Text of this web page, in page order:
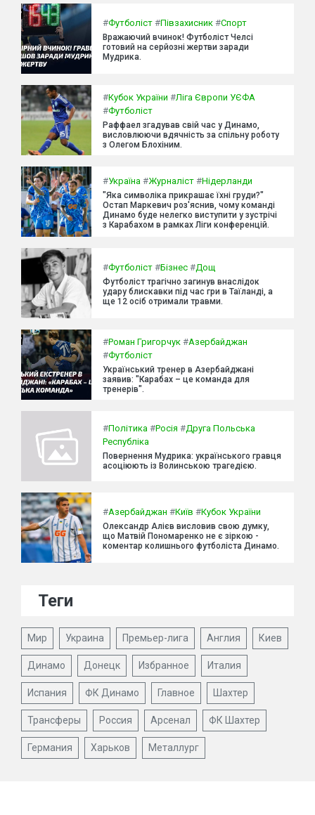
#Футболіст #Півзахисник #Спорт
Вражаючий вчинок! Футболіст Челсі
готовий на серйозні жертви заради
Мудрика.
#Кубок України #Ліга Європи УЄФА
#Футболіст
Раффаел згадував свій час у Динамо,
висловлюючи вдячність за спільну роботу
з Олегом Блохіним.
#Україна #Журналіст #Нідерланди
"Яка символіка прикрашає їхні груди?"
Остап Маркевич роз'яснив, чому команді
Динамо буде нелегко виступити у зустрічі
з Карабахом в рамках Ліги конференцій.
#Футболіст #Бізнес #Дощ
Футболіст трагічно загинув внаслідок
удару блискавки під час гри в Таїланді, а
ще 12 осіб отримали травми.
#Роман Григорчук #Азербайджан
#Футболіст
Український тренер в Азербайджані
заявив: "Карабах – це команда для
тренерів".
#Політика #Росія #Друга Польська
Республіка
Повернення Мудрика: українського гравця
асоціюють із Волинською трагедією.
#Азербайджан #Київ #Кубок України
Олександр Алієв висловив свою думку,
що Матвій Пономаренко не є зіркою -
коментар колишнього футболіста Динамо.
Теги
Мир Украина Премьер-лига Англия Киев
Динамо Донецк Избранное Италия
Испания ФК Динамо Главное Шахтер
Трансферы Россия Арсенал ФК Шахтер
Германия Харьков Металлург